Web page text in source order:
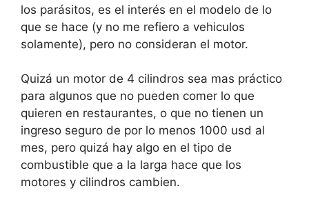
los parásitos, es el interés en el modelo de lo
que se hace (y no me refiero a vehiculos
solamente), pero no consideran el motor.
Quizá un motor de 4 cilindros sea mas práctico
para algunos que no pueden comer lo que
quieren en restaurantes, o que no tienen un
ingreso seguro de por lo menos 1000 usd al
mes, pero quizá hay algo en el tipo de
combustible que a la larga hace que los
motores y cilindros cambien.